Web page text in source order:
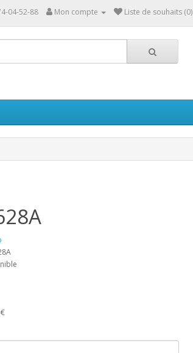
04-52-88 Mon compte Liste de souhaits (0)